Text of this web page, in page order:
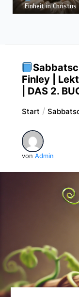
Botschaft vom
Finley |
| DAS 2.
Start
von Admin